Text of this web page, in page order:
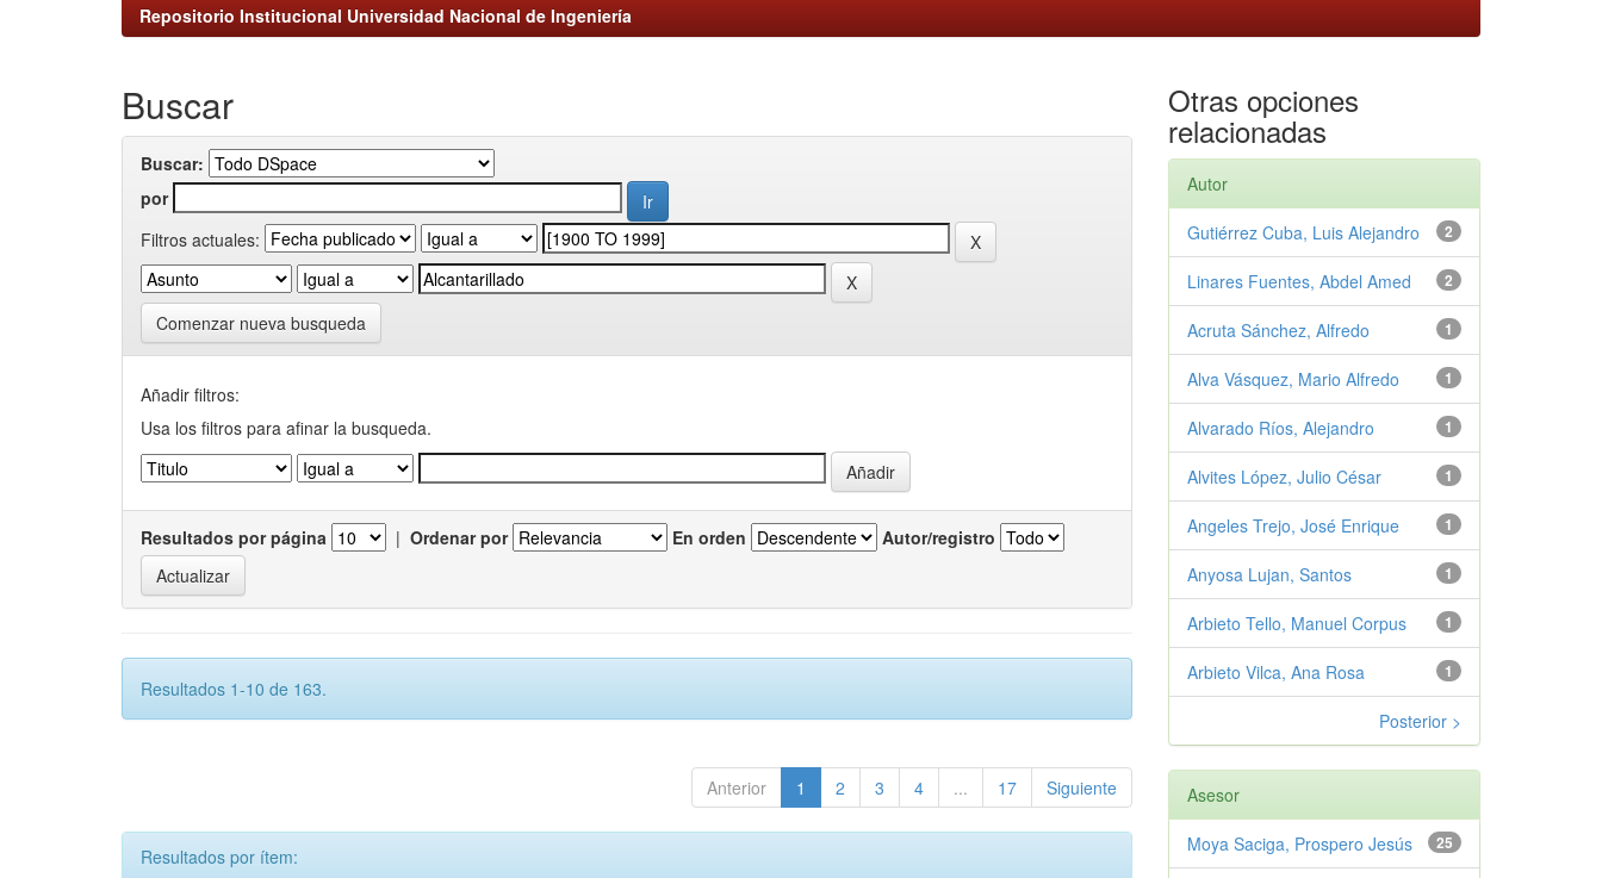
Repositorio Institucional Universidad Nacional de Ingeniería
Buscar
Buscar:
por
Filtros actuales:
Comenzar nueva busqueda
Añadir filtros:
Usa los filtros para afinar la busqueda.
Resultados por página | Ordenar por En orden Autor/registro
Resultados 1-10 de 163.
Anterior 1 2 3 4 ... 17 Siguiente
Resultados por ítem:
Otras opciones
relacionadas
Autor
2
Gutiérrez Cuba, Luis Alejandro
2
Linares Fuentes, Abdel Amed
1
Acruta Sánchez, Alfredo
1
Alva Vásquez, Mario Alfredo
1
Alvarado Ríos, Alejandro
1
Alvites López, Julio César
1
Angeles Trejo, José Enrique
1
Anyosa Lujan, Santos
1
Arbieto Tello, Manuel Corpus
1
Arbieto Vilca, Ana Rosa
Posterior >
Asesor
25
Moya Saciga, Prospero Jesús